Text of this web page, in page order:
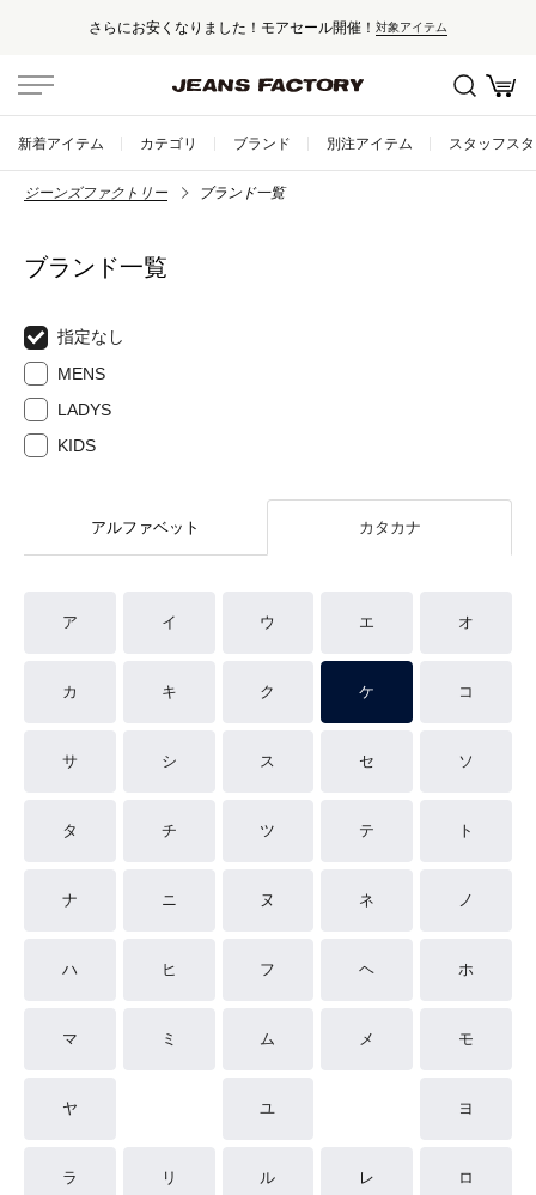
さらにお安くなりました！モアセール開催！ 対象アイテム
新着アイテム カテゴリ ブランド 別注アイテム スタッフス
ジーンズファクトリー ブランド一覧
ブランド一覧
指定なし
MENS
LADYS
KIDS
アルファベット カタカナ
ア イ ウ エ オ
カ キ ク ケ コ
サ シ ス セ ソ
タ チ ツ テ ト
ナ ニ ヌ ネ ノ
ハ ヒ フ ヘ ホ
マ ミ ム メ モ
ヤ ユ ヨ
ラ リ ル レ ロ